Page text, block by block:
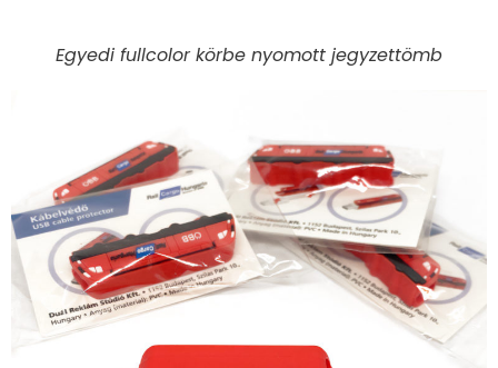
Egyedi fullcolor körbe nyomott jegyzettömb